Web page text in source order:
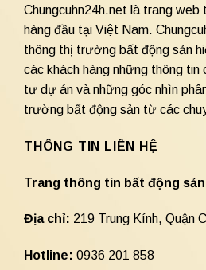
Chungcuhn24h.net là trang web
hàng đầu tại Việt Nam.
thông thị trường bất động sản
các khách hàng những thông tin
tư dự án và những góc nhìn
trường bất động sản từ các
THÔNG TIN LIÊN HỆ
Trang thông tin bất động
Địa chỉ: 219 Trung Kính, Quận
Hotline: 0936 201 858